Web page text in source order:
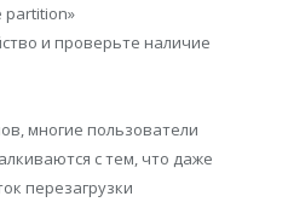
partition»
и проверьте наличие
многие пользователи
с тем, что даже
перезагрузки